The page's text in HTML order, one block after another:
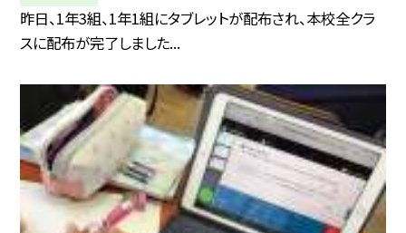
昨日、1年3組、1年1組にタブレットが配布され、本校全クラ
スに配布が完了しました...